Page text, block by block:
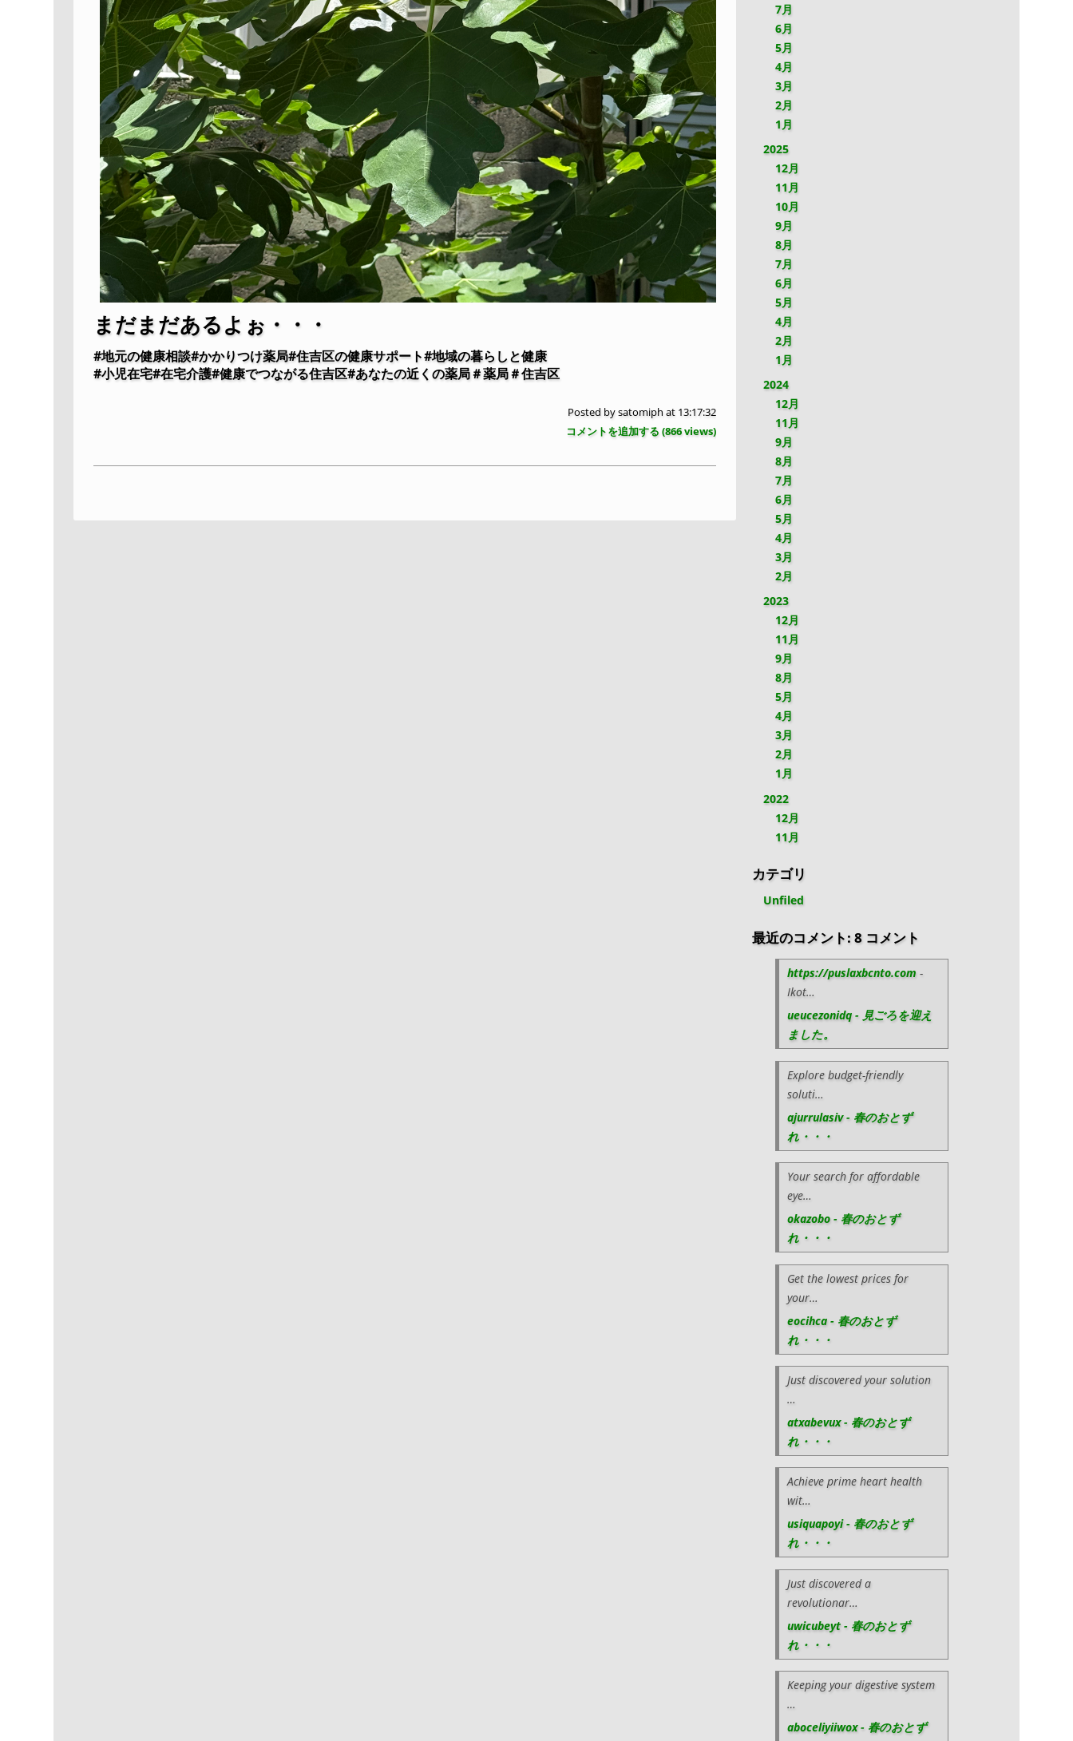
まだまだあるよぉ・・・
#地元の健康相談#かかりつけ薬局#住吉区の健康サポート#地域の暮らしと健康
#小児在宅#在宅介護#健康でつながる住吉区#あなたの近くの薬局＃薬局＃住吉区
Posted bysatomiph at 13:17:32
コメントを追加する (866views)
7月
6月
5月
4月
3月
2月
1月
2025
12月
11月
10月
9月
8月
7月
6月
5月
4月
2月
1月
2024
12月
11月
9月
8月
7月
6月
5月
4月
3月
2月
2023
12月
11月
9月
8月
5月
4月
3月
2月
1月
2022
12月
11月
カテゴリ
Unfiled
最近のコメント: 8 コメント
https://puslaxbcnto.com -
Ikot…
ueucezonidq - 見ごろを迎え
ました。
Explore budget-friendly
soluti…
ajurrulasiv - 春のおとず
れ・・・
Your search for affordable
eye…
okazobo - 春のおとず
れ・・・
Get the lowest prices for
your…
eocihca - 春のおとず
れ・・・
Just discovered your solution
…
atxabevux - 春のおとず
れ・・・
Achieve prime heart health
wit…
usiquapoyi - 春のおとず
れ・・・
Just discovered a
revolutionar…
uwicubeyt - 春のおとず
れ・・・
Keeping your digestive system
…
aboceliyiiwox - 春のおとず